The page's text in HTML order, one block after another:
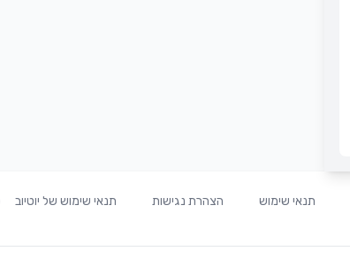
תנאי שימוש הצהרת נגישות תנאי שימוש של יוטיוב